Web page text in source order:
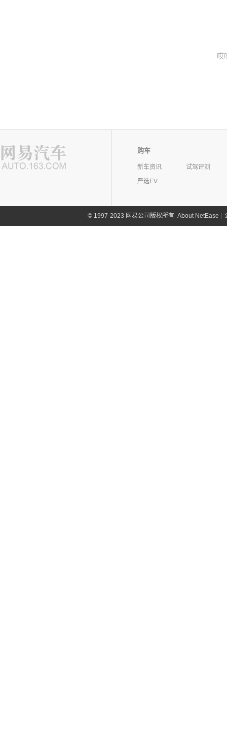
哎
购车
新车资讯
试驾评测
严选EV
©1997-2023 网易公司版权所有 About NetEase